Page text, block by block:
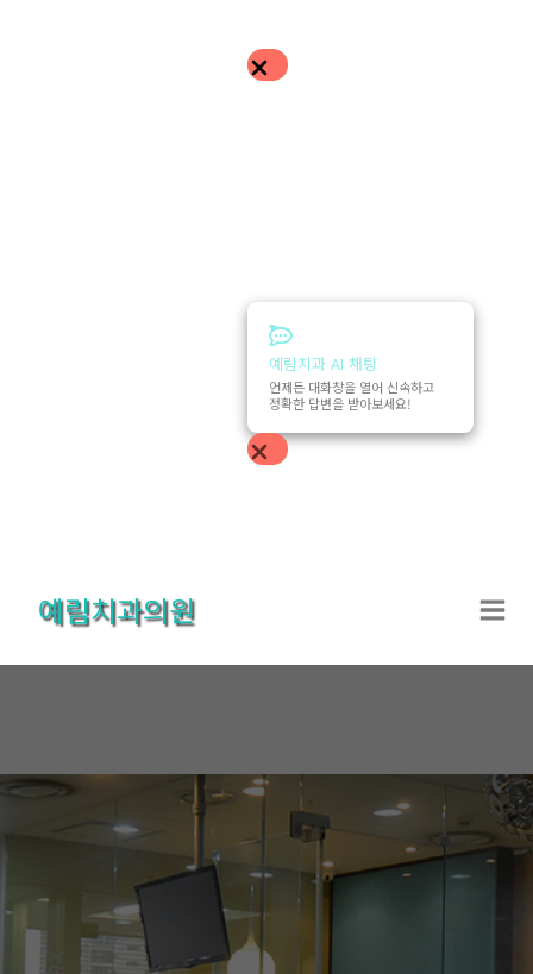
예림치과 AI 채팅
언제든 대화창을 열어 신속하고
정확한 답변을 받아보세요!
건
예림치과의원